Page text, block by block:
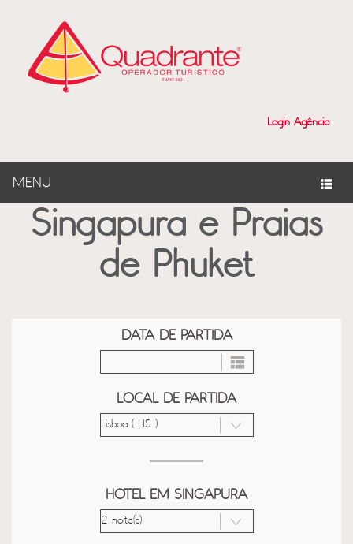
Login Agência
MENU
Singapura e Praias
de Phuket
DATA DE PARTIDA
LOCAL DE PARTIDA
HOTEL EM SINGAPURA